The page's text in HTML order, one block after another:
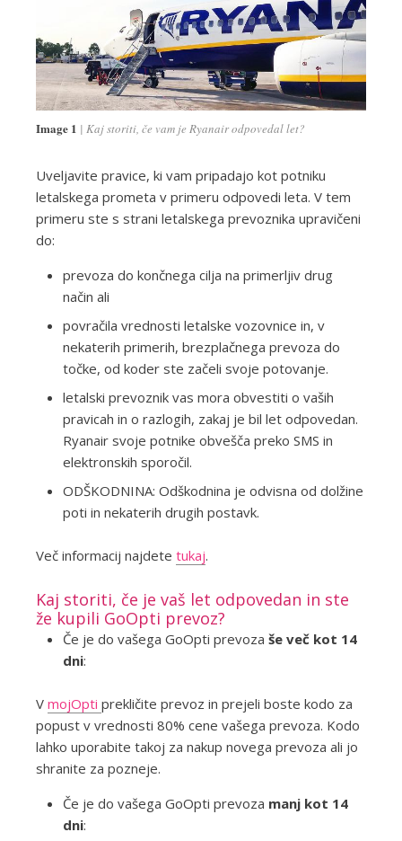
Image 1 Kaj storiti, če vam je Ryanair odpovedal let?
Uveljavite pravice, ki vam pripadajo kot potniku
letalskega prometa v primeru odpovedi leta. V tem
primeru ste s strani letalskega prevoznika upravičeni
do:
prevoza do končnega cilja na primerljiv drug
način ali
povračila vrednosti letalske vozovnice in, v
nekaterih primerih, brezplačnega prevoza do
točke, od koder ste začeli svoje potovanje.
letalski prevoznik vas mora obvestiti o vaših
pravicah in o razlogih, zakaj je bil let odpovedan.
Ryanair svoje potnike obvešča preko SMS in
elektronskih sporočil.
ODŠKODNINA: Odškodnina je odvisna od dolžine
poti in nekaterih drugih postavk.
Več informacij najdete tukaj.
Kaj storiti, če je vaš let odpovedan in ste
že kupili GoOpti prevoz?
Če je do vašega GoOpti prevoza še več kot 14
dni:
V mojOpti prekličite prevoz in prejeli boste kodo za
popust v vrednosti 80% cene vašega prevoza. Kodo
lahko uporabite takoj za nakup novega prevoza ali jo
shranite za pozneje.
Če je do vašega GoOpti prevoza manj kot 14
dni: